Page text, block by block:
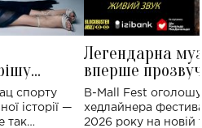
спорту
історії —
так
Легендарна
вперше
Україні: де
B-Mall Fest
хедлайнера
2026 року на новій